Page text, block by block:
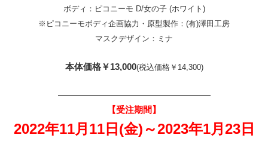
ボディ：ピコニーモ D/女の子 (ホワイト)
※ピコニーモボディ企画協力・原型製作：(有)澤田工房
マスクデザイン：ミナ
本体価格￥13,000(税込価格￥14,300)
—————————————————
【受注期間】
2022年11月11日(金)～2023年1月23日